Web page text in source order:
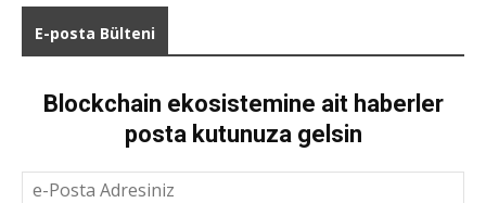
E-posta Bülteni
Blockchain ekosistemine ait haberler
posta kutunuza gelsin